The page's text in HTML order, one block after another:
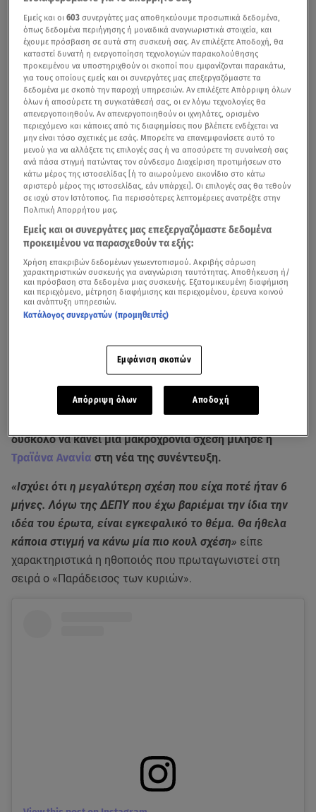
δύσκολό να κάνει μια μακροχρόνια σχέση μίλησε η
Τραϊάνα Ανανία στη νέα της συνέντευξη.
«Ισχύει ότι η μεγαλύτερη σχέση που είχα ποτέ ήταν 6
μήνες. Λόγω της ΔΕΠΥ που έχω βαριέμαι την ίδια την
ιδέα του έρωτα, είναι εγκεφαλικό το θέμα. Θα ήθελα
κάποια στιγμή να κάνω μία πιο κουλ σχέση» είπε
χαρακτηριστικά η ηθοποιός που πρωταγωνιστεί στη
σειρά ο «Παράδεισος των κυριών».
Εμείς και οι603 συνεργάτες μας αποθηκεύουμε προσωπικά δεδομένα,
όπως δεδομένα περιήγησης ή μοναδικά αναγνωριστικά στοιχεία, και
έχουμε πρόσβαση σε αυτά στη συσκευή σας. Αν επιλέξετε Αποδοχή, θα
καταστεί δυνατή η ενεργοποίηση τεχνολογιών παρακολούθησης
προκειμένου να υποστηριχθούν οι σκοποί που εμφανίζονται παρακάτω,
για τους οποίους εμείς και οι συνεργάτες μας επεξεργαζόμαστε τα
δεδομένα με σκοπό την παροχή υπηρεσιών. Αν επιλέξετε Απόρριψη όλων
όλων ή αποσύρετε τη συγκατάθεσή σας, οι εν λόγω τεχνολογίες θα
απενεργοποιηθούν. Αν απενεργοποιηθούν οι ιχνηλάτες, ορισμένο
περιεχόμενο και κάποιες από τις διαφημίσεις που βλέπετε ενδέχεται να
μην είναι τόσο σχετικές με εσάς. Μπορείτε να επανεμφανίσετε αυτό το
μενού για να αλλάξετε τις επιλογές σας ή να αποσύρετε τη συναίνεσή σας
ανά πάσα στιγμή πατώντας τον σύνδεσμο Διαχείριση προτιμήσεων στο
κάτω μέρος της ιστοσελίδας [ή το αιωρούμενο εικονίδιο στο κάτω
αριστερό μέρος της ιστοσελίδας, εάν υπάρχει]. Οι επιλογές σας θα τεθούν
σε ισχύ στον Ιστότοπος. Για περισσότερες λεπτομέρειες ανατρέξτε στην
Πολιτική Απορρήτου μας.
Εμείς και οι συνεργάτες μας επεξεργαζόμαστε δεδομένα
προκειμένου να παρασχεθούν τα εξής:
Χρήση επακριβών δεδομένων γεωεντοπισμού. Ακριβής σάρωση
χαρακτηριστικών συσκευής για αναγνώριση ταυτότητας. Αποθήκευση ή/
και πρόσβαση στα δεδομένα μιας συσκευής. Εξατομικευμένη διαφήμιση
και περιεχόμενο, μέτρηση διαφήμισης και περιεχομένου, έρευνα κοινού
και ανάπτυξη υπηρεσιών.
Κατάλογος συνεργατών (προμηθευτές)
Εμφάνιση σκοπών
Απόρριψη όλων Αποδοχή